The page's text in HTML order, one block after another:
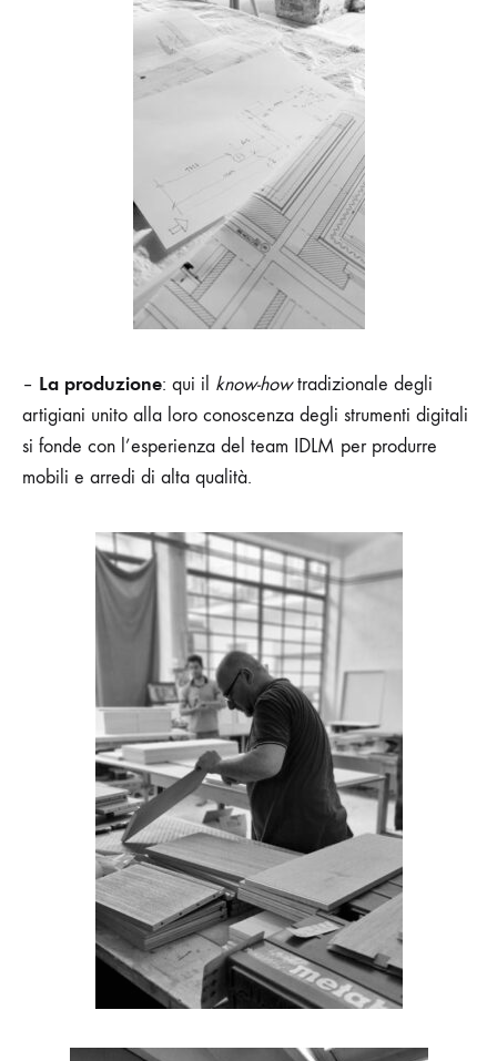
– La produzione: qui il know-howtradizionale degli
artigiani unito alla loro conoscenza degli strumenti digitali
si fonde con l’esperienza del team IDLM per produrre
mobili e arredi di alta qualità.